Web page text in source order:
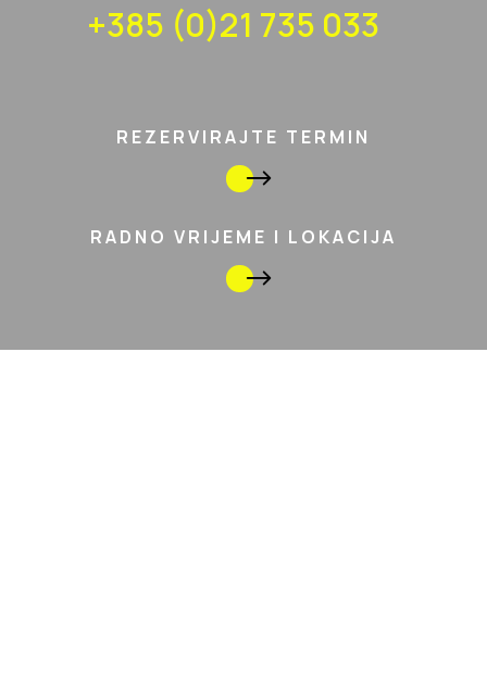
+385 (0)21 735 033
REZERVIRAJTE TERMIN
RADNO VRIJEME I LOKACIJA